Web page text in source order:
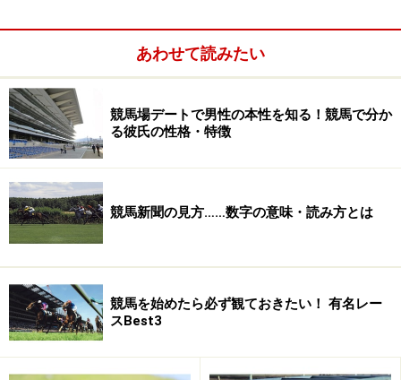
舞台となるのは、国内屈指の広さを誇る東京競馬場。と
なれば、実力伯仲の勝負が繰り広げられるはず……。と思
いきや、サラブレッドの3歳春は、人間で言う高校3年生
くらい。つまり、まだまだ未熟なのです。そのため、実
力を出し切れなかったり、途方もない緊張感に押し潰さ
れたり、一筋縄ではいきません。そこで昔から言われる
あわせて読みたい
競馬場デートで男性の本性を知る！競馬で分か
る彼氏の性格・特徴
競馬新聞の見方……数字の意味・読み方とは
競馬を始めたら必ず観ておきたい！ 有名レー
スBest3